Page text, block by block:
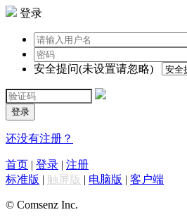
登录
安全提问(未设置请忽略)
登录
还没有注册？
首页 | 登录 | 注册
标准版 | 触屏版 | 电脑版 | 客户端
© Comsenz Inc.